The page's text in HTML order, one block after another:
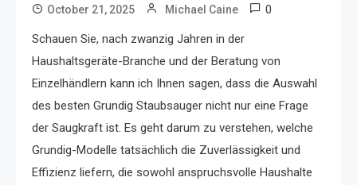
October 21, 2025 Michael Caine 0
Schauen Sie, nach zwanzig Jahren in der
Haushaltsgeräte-Branche und der Beratung von
Einzelhändlern kann ich Ihnen sagen, dass die Auswahl
des besten Grundig Staubsauger nicht nur eine Frage
der Saugkraft ist. Es geht darum zu verstehen, welche
Grundig-Modelle tatsächlich die Zuverlässigkeit und
Effizienz liefern, die sowohl anspruchsvolle Haushalte